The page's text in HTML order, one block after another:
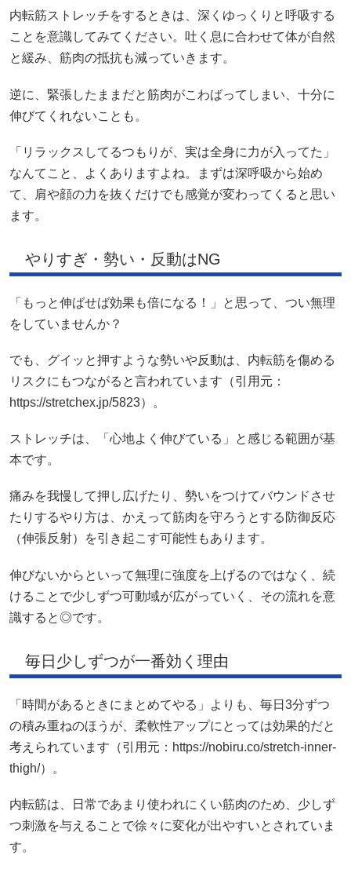
内転筋ストレッチをするときは、深くゆっくりと呼吸する
ことを意識してみてください。吐く息に合わせて体が自然
と緩み、筋肉の抵抗も減っていきます。
逆に、緊張したままだと筋肉がこわばってしまい、十分に
伸びてくれないことも。
「リラックスしてるつもりが、実は全身に力が入ってた」
なんてこと、よくありますよね。まずは深呼吸から始め
て、肩や顔の力を抜くだけでも感覚が変わってくると思い
ます。
やりすぎ・勢い・反動はNG
「もっと伸ばせば効果も倍になる！」と思って、つい無理
をしていませんか？
でも、グイッと押すような勢いや反動は、内転筋を傷める
リスクにもつながると言われています（引用元：
https://stretchex.jp/5823）。
ストレッチは、「心地よく伸びている」と感じる範囲が基
本です。
痛みを我慢して押し広げたり、勢いをつけてバウンドさせ
たりするやり方は、かえって筋肉を守ろうとする防御反応
（伸張反射）を引き起こす可能性もあります。
伸びないからといって無理に強度を上げるのではなく、続
けることで少しずつ可動域が広がっていく、その流れを意
識すると◎です。
毎日少しずつが一番効く理由
「時間があるときにまとめてやる」よりも、毎日3分ずつ
の積み重ねのほうが、柔軟性アップにとっては効果的だと
考えられています（引用元：https://nobiru.co/stretch-inner-
thigh/）。
内転筋は、日常であまり使われにくい筋肉のため、少しず
つ刺激を与えることで徐々に変化が出やすいとされていま
す。